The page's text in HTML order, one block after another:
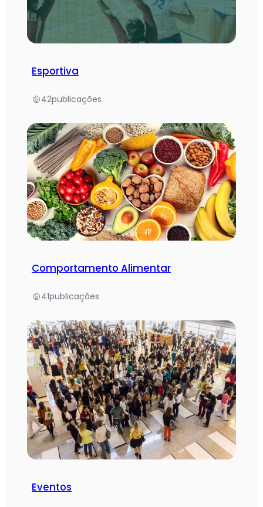
Esportiva
42publicações
Comportamento Alimentar
41publicações
Eventos